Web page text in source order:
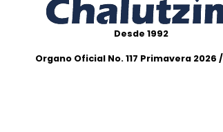
Desde 1992
Organo Oficial No. 117 Primavera 2026